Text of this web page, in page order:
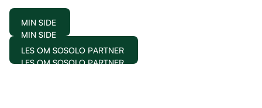
MIN SIDE
MIN SIDE
LES OM SOSOLO PARTNER
LES OM SOSOLO PARTNER